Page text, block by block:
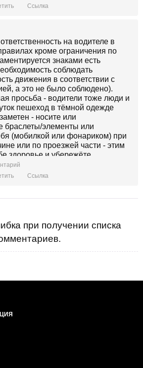
Ссылка
на водителе в
кроме ограничения по
знаками есть
соблюдать
движения в соответствии с
а это не было соблюдено).
просьба - водители тоже люди и
пешеход в тёмной одежде
- носите или
браслеты/элементы или
(мобилкой или фонариком) при
или по проезжей части - этим
здоровье и убережёте
Ссылка
при получении списка